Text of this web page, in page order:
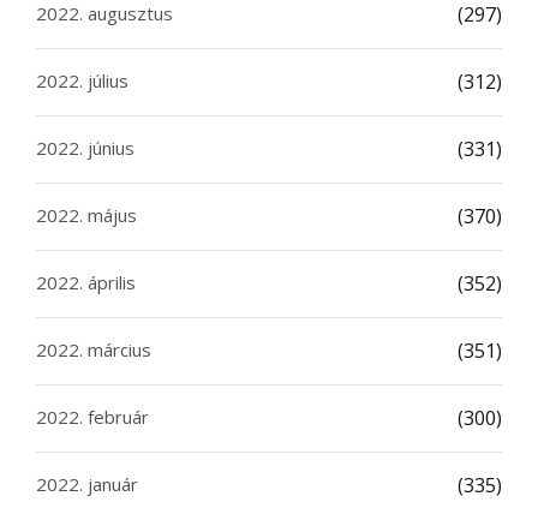
2022. augusztus (297)
2022. július (312)
2022. június (331)
2022. május (370)
2022. április (352)
2022. március (351)
2022. február (300)
2022. január (335)